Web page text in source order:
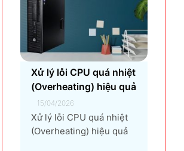
NGHIỆP TẠI BẮC NINH,
BẮC GIANG, HẢI
DƯƠNG, HƯNG YÊN,
THÁI NGUYÊN Giải pháp
thuê máy photocopy tối
ưu dành cho doanh
nghiệp Trong thời đại
chuyển đổi số và tối ưu
chi phí vận hành, ngày
càng nhiều doanh
Xử lý lỗi CPU quá nhiệt
(Overheating) hiệu quả
15/04/2026
Xử lý lỗi CPU quá nhiệt
(Overheating) hiệu quả